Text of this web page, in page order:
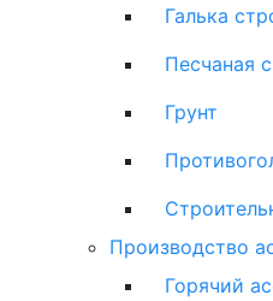
Галька
Песчаная
Грунт
Производство
Горячий